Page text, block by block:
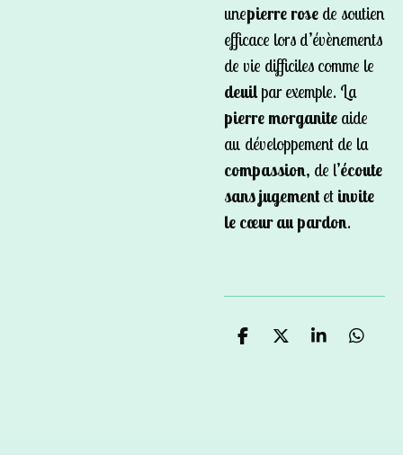
unepierre rose de soutien
efficace lors d’évènements
de vie difficiles comme le
deuilpar exemple. La
pierre morganite aide
au développement de la
compassion, de l’écoute
sans jugementet invite
le cœur au pardon.
P
P
P
P